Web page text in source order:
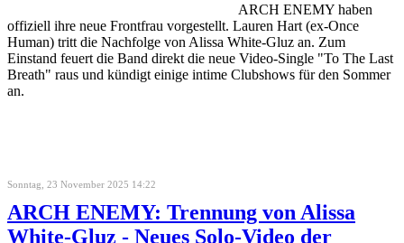
ARCH ENEMY haben
offiziell ihre neue Frontfrau vorgestellt. Lauren Hart (ex-Once
Human) tritt die Nachfolge von Alissa White-Gluz an. Zum
Einstand feuert die Band direkt die neue Video-Single "To The Last
Breath" raus und kündigt einige intime Clubshows für den Sommer
an.
Sonntag, 23 November 2025 14:22
ARCH ENEMY: Trennung von Alissa
White-Gluz - Neues Solo-Video der